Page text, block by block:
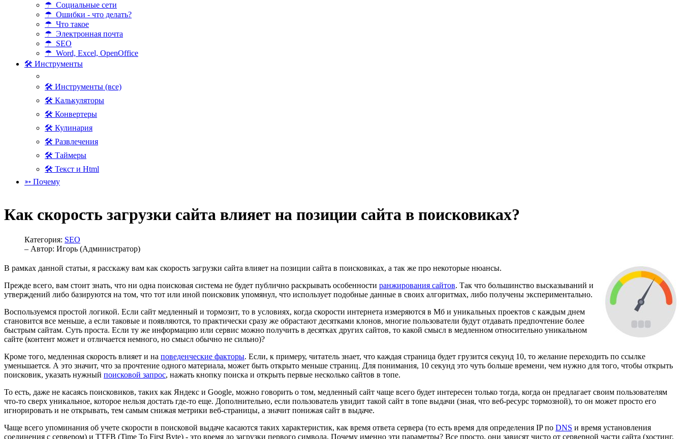
☂ Социальные сети
☂ Ошибки - что делать?
☂ Что такое
☂ Электронная почта
☂ SEO
☂ Word, Excel, OpenOffice
🛠 Инструменты
🛠 Инструменты (все)
🛠 Калькуляторы
🛠 Конвертеры
🛠 Кулинария
🛠 Развлечения
🛠 Таймеры
🛠 Текст и Html
➳ Почему
Как скорость загрузки сайта влияет на позиции сайта в поисковиках?
Категория: SEO
– Автор: Игорь (Администратор)
В рамках данной статьи, я расскажу вам как скорость загрузки сайта влияет на позиции сайта в поисковиках, а так же про некоторые нюансы.
Прежде всего, вам стоит знать, что ни одна поисковая система не будет публично раскрывать особенности ранжирования сайтов. Так что большинство высказываний и
утверждений либо базируются на том, что тот или иной поисковик упомянул, что использует подобные данные в своих алгоритмах, либо получены экспериментально.
Воспользуемся простой логикой. Если сайт медленный и тормозит, то в условиях, когда скорости интернета измеряются в Мб и уникальных проектов с каждым днем
становится все меньше, а если таковые и появляются, то практически сразу же обрастают десятками клонов, многие пользователи будут отдавать предпочтение более
быстрым сайтам. Суть проста. Если ту же информацию или сервис можно получить в десятках других сайтов, то какой смысл в медленном относительно уникальном
сайте (контент может и отличается немного, но смысл обычно не сильно)?
Кроме того, медленная скорость влияет и на поведенческие факторы. Если, к примеру, читатель знает, что каждая страница будет грузится секунд 10, то желание переходить по ссылке
уменьшается. А это значит, что за прочтение одного материала, может быть открыто меньше страниц. Для понимания, 10 секунд это чуть больше времени, чем нужно для того, чтобы открыть
поисковик, указать нужный поисковой запрос, нажать кнопку поиска и открыть первые несколько сайтов в топе.
То есть, даже не касаясь поисковиков, таких как Яндекс и Google, можно говорить о том, медленный сайт чаще всего будет интересен только тогда, когда он предлагает своим пользователям
что-то сверх уникальное, которое нельзя достать где-то еще. Дополнительно, если пользователь увидит такой сайт в топе выдачи (зная, что веб-ресурс тормозной), то он может просто его
игнорировать и не открывать, тем самым снижая метрики веб-страницы, а значит понижая сайт в выдаче.
Чаще всего упоминания об учете скорости в поисковой выдаче касаются таких характеристик, как время ответа сервера (то есть время для определения IP по DNS и время установления
соединения с сервером) и TTFB (Time To First Byte) - это время до загрузки первого символа. Почему именно эти параметры? Все просто, они зависят чисто от серверной части сайта (хостинг,